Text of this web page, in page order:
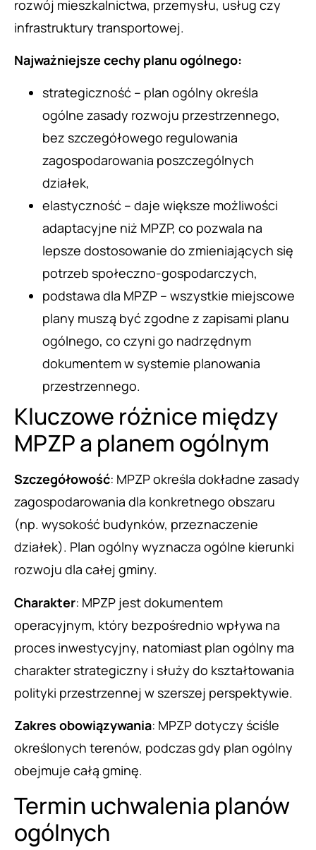
rozwój mieszkalnictwa, przemysłu, usług czy
infrastruktury transportowej.
Najważniejsze cechy planu ogólnego:
strategiczność – plan ogólny określa
ogólne zasady rozwoju przestrzennego,
bez szczegółowego regulowania
zagospodarowania poszczególnych
działek,
elastyczność – daje większe możliwości
adaptacyjne niż MPZP, co pozwala na
lepsze dostosowanie do zmieniających się
potrzeb społeczno-gospodarczych,
podstawa dla MPZP – wszystkie miejscowe
plany muszą być zgodne z zapisami planu
ogólnego, co czyni go nadrzędnym
dokumentem w systemie planowania
przestrzennego.
Kluczowe różnice między
MPZP a planem ogólnym
Szczegółowość: MPZP określa dokładne zasady
zagospodarowania dla konkretnego obszaru
(np. wysokość budynków, przeznaczenie
działek). Plan ogólny wyznacza ogólne kierunki
rozwoju dla całej gminy.
Charakter: MPZP jest dokumentem
operacyjnym, który bezpośrednio wpływa na
proces inwestycyjny, natomiast plan ogólny ma
charakter strategiczny i służy do kształtowania
polityki przestrzennej w szerszej perspektywie.
Zakres obowiązywania: MPZP dotyczy ściśle
określonych terenów, podczas gdy plan ogólny
obejmuje całą gminę.
Termin uchwalenia planów
ogólnych